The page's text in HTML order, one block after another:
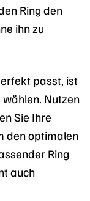
Ring den
ihn zu
passt, ist
Nutzen
Sie Ihre
den optimalen
Ring
auch